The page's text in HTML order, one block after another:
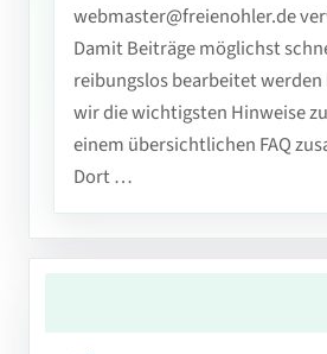
webmaster@freienohler.de
Damit Beiträge möglichst
reibungslos bearbeitet
wir die wichtigsten Hinweise
einem übersichtlichen FAQ
Dort …